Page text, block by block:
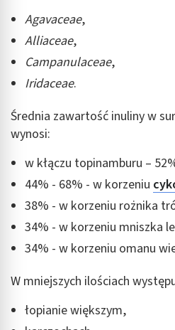
Agavaceae,
Alliaceae,
Campanulaceae,
Iridaceae.
Średnia zawartość inuliny w
wynosi:
w kłączu topinamburu –
44% - 68% - w korzeniu
38% - w korzeniu rożnika
34% - w korzeniu mniszka
34% - w korzeniu omanu
W mniejszych ilościach
łopianie większym,